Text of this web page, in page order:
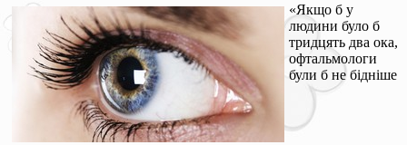
«Якщо б у
людини було б
тридцять два ока,
офтальмологи
були б не бідніше